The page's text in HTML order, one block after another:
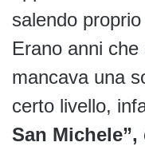
salendo
Erano anni
mancava una
certo livello,
San Michele”,